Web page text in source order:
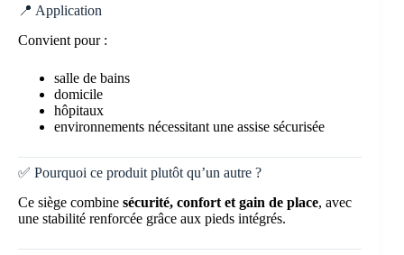
📍 Application
Convient pour :
salle de bains
domicile
hôpitaux
environnements nécessitant une assise sécurisée
✅ Pourquoi ce produit plutôt qu’un autre ?
Ce siège combine sécurité, confort et gain de place, avec
une stabilité renforcée grâce aux pieds intégrés.